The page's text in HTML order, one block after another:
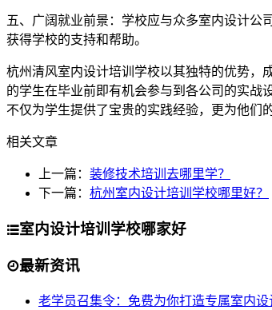
五、广阔就业前景：学校应与众多室内设计公
获得学校的支持和帮助。
杭州清风室内设计培训学校以其独特的优势，
的学生在毕业前即有机会参与到各公司的实战
不仅为学生提供了宝贵的实践经验，更为他们
相关文章
上一篇： 装修技术培训去哪里学？
下一篇： 杭州室内设计培训学校哪里好？
室内设计培训学校哪家好
最新资讯
老学员召集令：免费为你打造专属室内设